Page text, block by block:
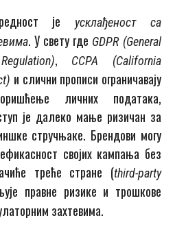
је
усклађеност са
. У свету где GDPR(General
), CCPA (California
) и слични прописи ограничавају
личних података,
је далеко мање ризичан за
стручњаке. Брендови могу
својих кампања без
треће стране (third-party
правне ризике и трошкове
захтевима.